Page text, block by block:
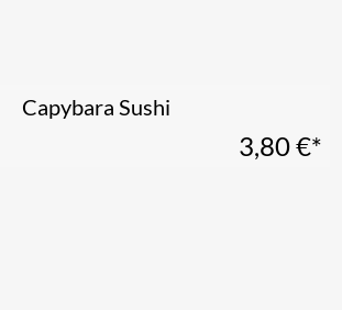
Capybara Sushi
3,80€*